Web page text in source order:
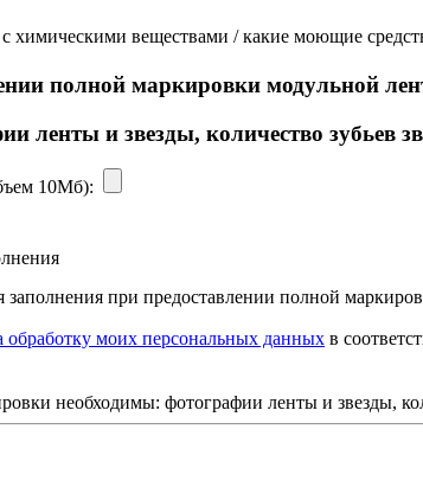
химическими веществами / какие моющие
полной маркировки модульной
ленты и звезды, количество зубьев
10Мб):
заполнения при предоставлении полной
обработку моих персональных данных в
необходимы: фотографии ленты и звезды,